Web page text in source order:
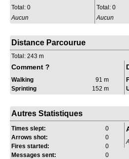
Total: 0
Aucun
Total: 0
Aucun
Distance Parcourue
Total: 243 m
Comment ?
Walking
91 m
Sprinting
152 m
Autres Statistiques
Times slept:
0
Arrows shot:
0
Fires started:
0
Messages sent:
0